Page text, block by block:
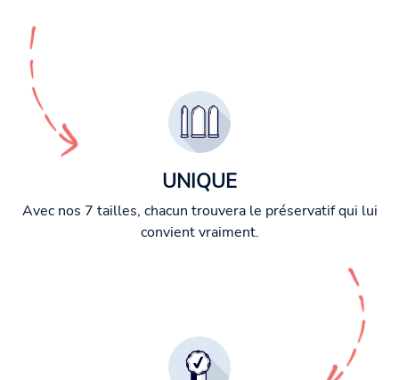
UNIQUE
Avec nos 7 tailles, chacun trouvera le préservatif qui lui
convient vraiment.